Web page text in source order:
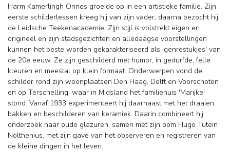
Harm Kamerlingh Onnes groeide op in een artistieke familie. Zijn
eerste schilderlessen kreeg hij van zijn vader, daarna bezocht hij
de Leidsche Teekenacademie. Zijn stijl is volstrekt eigen en
origineel en zijn stadsgezichten en alledaagse voorstellingen
kunnen het beste worden gekarakteriseerd als 'genrestukjes' van
de 20e eeuw. Ze zijn geschilderd met humor, in gedurfde, felle
kleuren en meestal op klein formaat. Onderwerpen vond de
schilder rond zijn woonplaatsen Den Haag, Delft en Voorschoten
en op Terschelling, waar in Midsland het familiehuis 'Marijke'
stond. Vanaf 1933 experimenteert hij daarnaast met het draaien,
bakken en beschilderen van keramiek. Daarin combineert hij
onderzoek naar oude glazuren, samen met zijn oom Hugo Tutein
Nolthenius, met zijn gave van het observeren en registreren van
de kleine dingen in het leven.